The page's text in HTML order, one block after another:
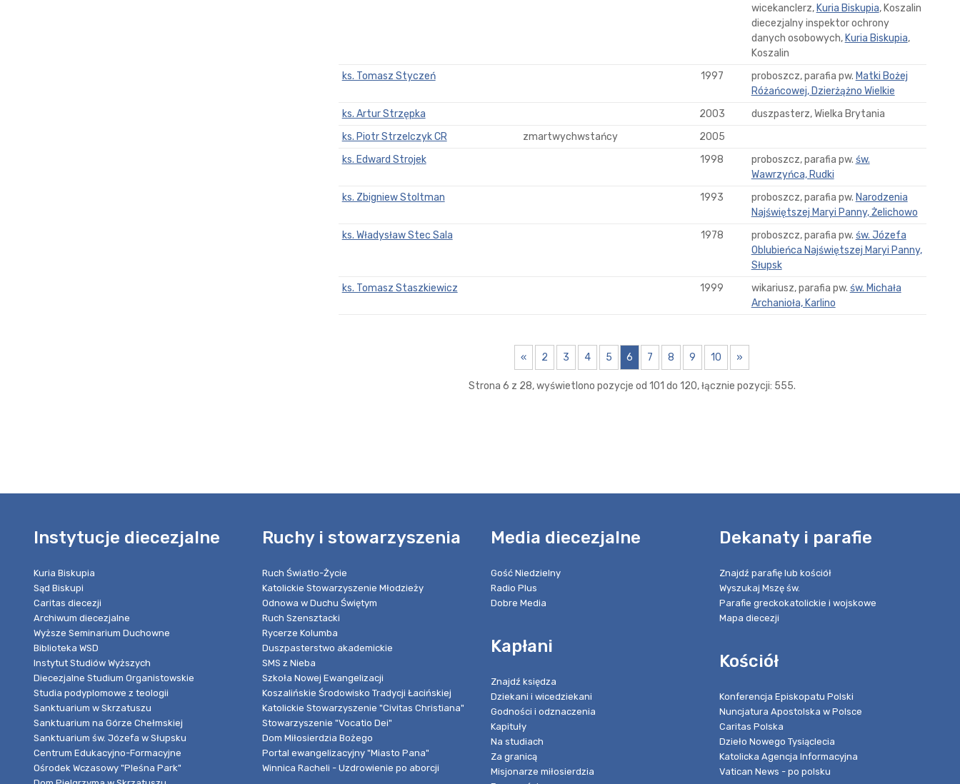
wicekanclerz, Kuria Biskupia, Koszalin
diecezjalny inspektor ochrony
danych osobowych, Kuria Biskupia,
Koszalin
ks. Tomasz Styczeń
1997 proboszcz, parafia pw. Matki Bożej
Różańcowej, Dzierżążno Wielkie
ks. Artur Strzępka
2003
duszpasterz, Wielka Brytania
ks. Piotr Strzelczyk CR
zmartwychwstańcy
2005
ks. Edward Strojek
1998 proboszcz, parafia pw. św.
Wawrzyńca, Rudki
ks. Zbigniew Stoltman
1993 proboszcz, parafia pw. Narodzenia
Najświętszej Maryi Panny, Żelichowo
ks. Władysław Stec Sala
1978 proboszcz, parafia pw. św. Józefa
Oblubieńca Najświętszej Maryi Panny,
Słupsk
ks. Tomasz Staszkiewicz
1999 wikariusz, parafia pw. św. Michała
Archanioła, Karlino
« 2 3 4 5 6 7 8 9 10 »
Strona 6 z 28, wyświetlono pozycje od 101 do 120, łącznie pozycji: 555.
Instytucje diecezjalne
Kuria Biskupia
Sąd Biskupi
Caritas diecezji
Archiwum diecezjalne
Wyższe Seminarium Duchowne
Biblioteka WSD
Instytut Studiów Wyższych
Diecezjalne Studium Organistowskie
Studia podyplomowe z teologii
Sanktuarium w Skrzatuszu
Sanktuarium na Górze Chełmskiej
Sanktuarium św. Józefa w Słupsku
Centrum Edukacyjno-Formacyjne
Ośrodek Wczasowy "Pleśna Park"
Ruchy i stowarzyszenia
Ruch Światło-Życie
Katolickie Stowarzyszenie Młodzieży
Odnowa w Duchu Świętym
Ruch Szensztacki
Rycerze Kolumba
Duszpasterstwo akademickie
SMS z Nieba
Szkoła Nowej Ewangelizacji
Koszalińskie Środowisko Tradycji Łacińskiej
Katolickie Stowarzyszenie "Civitas Christiana"
Stowarzyszenie "Vocatio Dei"
Dom Miłosierdzia Bożego
Portal ewangelizacyjny "Miasto Pana"
Winnica Racheli - Uzdrowienie po aborcji
Media diecezjalne
Gość Niedzielny
Radio Plus
Dobre Media
Kapłani
Znajdź księdza
Dziekani i wicedziekani
Godności i odznaczenia
Kapituły
Na studiach
Za granicą
Misjonarze miłosierdzia
Dekanaty i parafie
Znajdź parafię lub kościół
Wyszukaj Mszę św.
Parafie greckokatolickie i wojskowe
Mapa diecezji
Kościół
Konferencja Episkopatu Polski
Nuncjatura Apostolska w Polsce
Caritas Polska
Dzieło Nowego Tysiąclecia
Katolicka Agencja Informacyjna
Vatican News - po polsku